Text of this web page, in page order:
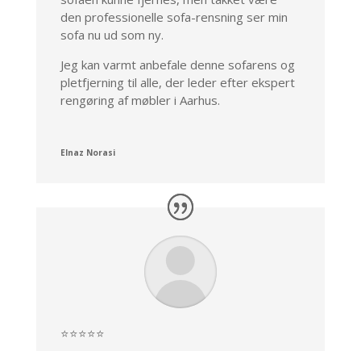
den professionelle sofa-rensning ser min
sofa nu ud som ny.
Jeg kan varmt anbefale denne sofarens og
pletfjerning til alle, der leder efter ekspert
rengøring af møbler i Aarhus.
Elnaz Norasi
⭐⭐⭐⭐⭐